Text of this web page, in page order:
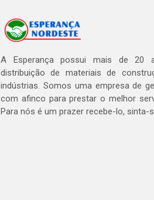
A Esperança possui mais de 20
distribuição de materiais de
indústrias. Somos uma empresa de
com afinco para prestar o melhor
Para nós é um prazer recebe-lo, sinta-